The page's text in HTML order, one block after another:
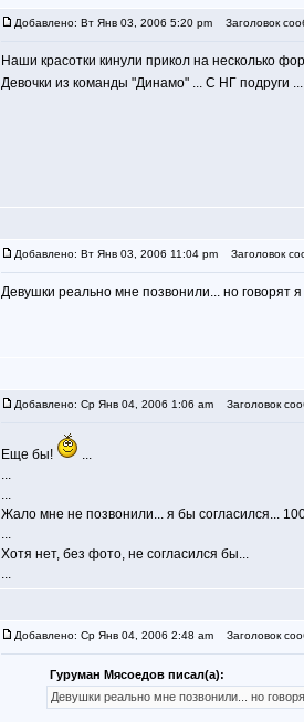
Добавлено: Вт Янв 03, 2006 5:20 pm Заголовок
Наши красотки кинули прикол на несколько
Девочки из команды "Динамо" ... С НГ подруги
Добавлено: Вт Янв 03, 2006 11:04 pm Заголовок
Девушки реально мне позвонили... но говорят
Добавлено: Ср Янв 04, 2006 1:06 am Заголовок
Еще бы!
...
...
...
Жало мне не позвонили... я бы согласился...
...
Хотя нет, без фото, не согласился бы...
...
Добавлено: Ср Янв 04, 2006 2:48 am Заголовок
Гуруман Мясоедов писал(а):
Девушки реально мне позвонили... но